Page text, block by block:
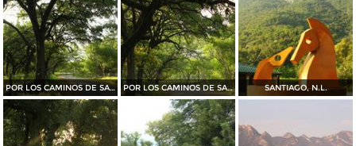
POR LOS CAMINOS DE SANTIAGO POR LOS CAMINOS DE SANTIAGO SANTIAGO, N.L.